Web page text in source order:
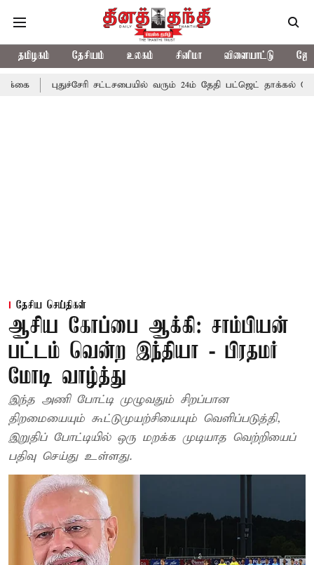
தமிழகம் தேசியம் உலகம் சினிமா விளையாட்டு
சட்டசபையில் வரும் 24ம் தேதி பட்ஜெட் தாக்கல் செய்கிறார்
தேசிய செய்திகள்
ஆசிய கோப்பை ஆக்கி: சாம்பியன்
பட்டம் வென்ற இந்தியா - பிரதமர்
மோடி வாழ்த்து
இந்த அணி போட்டி முழுவதும் சிறப்பான
திறமையையும் கூட்டுமுயற்சியையும் வெளிப்படுத்தி,
இறுதிப் போட்டியில் ஒரு மறக்க முடியாத வெற்றியைப்
பதிவு செய்து உள்ளது.